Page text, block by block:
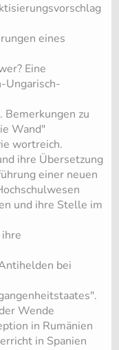
eines
Eine
Ungarisch-
zu
Wand"
wortreich.
ihre Übersetzung
einer neuen
und ihre Stelle im
bei
Wende
in Rumänien
in Spanien